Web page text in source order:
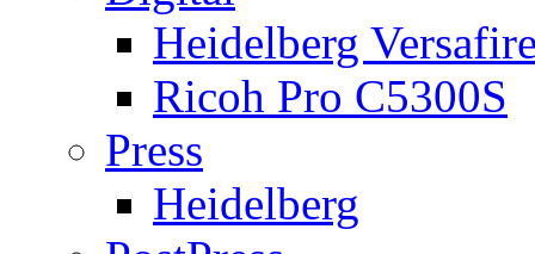
Heidelberg
Ricoh Pro C5300S
Press
Heidelberg